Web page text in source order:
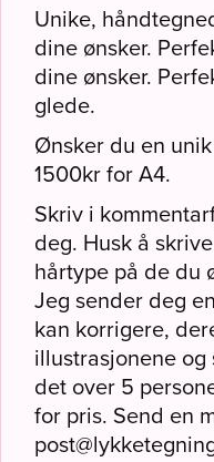
Unike,
dine ønsker.
dine ønsker.
glede.
Ønsker du en
1500kr for A4.
Skriv i
deg. Husk å
hårtype på de du
Jeg sender deg
kan korrigere,
illustrasjonene
det over 5
for pris. Send en